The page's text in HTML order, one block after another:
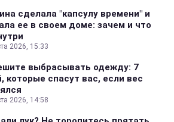
сделала "капсулу времени" и
ее в своем доме: зачем и что
2026, 15:33
выбрасывать одежду: 7
которые спасут вас, если вес
2026, 14:58